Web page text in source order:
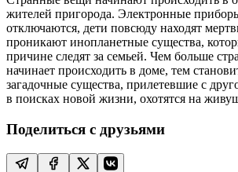
жителей пригорода. Электронные
отключаются, дети повсюду находят
проникают инопланетные существа,
причине следят за семьей. Чем больше
начинает происходить в доме, тем
загадочные существа, прилетевшие с
в поисках новой жизни, охотятся на
Поделиться с друзьями